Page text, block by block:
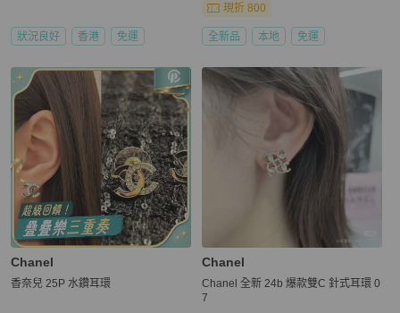
狀況良好 香港 免運
現折 800
全新品 本地 免運
Chanel
香奈兒 25P 水鑽耳環
Chanel
Chanel 全新 24b 爆款雙C 針式耳環 0
7